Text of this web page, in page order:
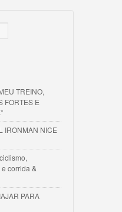
TREINO,
FORTES E
IRONMAN NICE
corrida &
PARA